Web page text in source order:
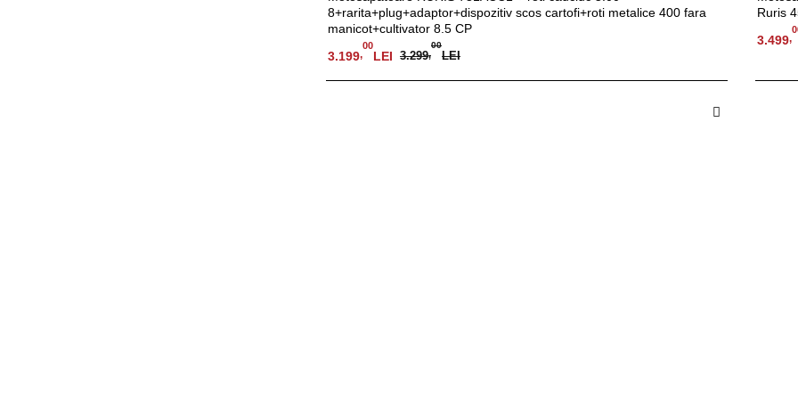
8+rarita+plug+adaptor+dispozitiv scos cartofi+roti metalice 400 fara
manicot+cultivator 8.5 CP
3.199,
00
LEI 3.299,
00
LEI
Ruris
3.499,